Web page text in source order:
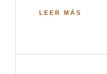
LEER MÁS